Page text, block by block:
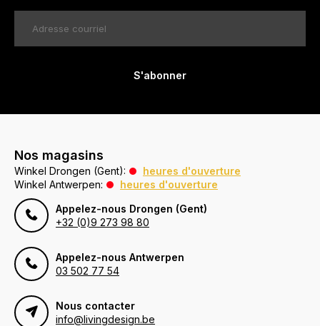
S'abonner
Nos magasins
Winkel Drongen (Gent):
heures d'ouverture
Winkel Antwerpen:
heures d'ouverture
Appelez-nous Drongen (Gent)
+32 (0)9 273 98 80
Appelez-nous Antwerpen
03 502 77 54
Nous contacter
info@livingdesign.be